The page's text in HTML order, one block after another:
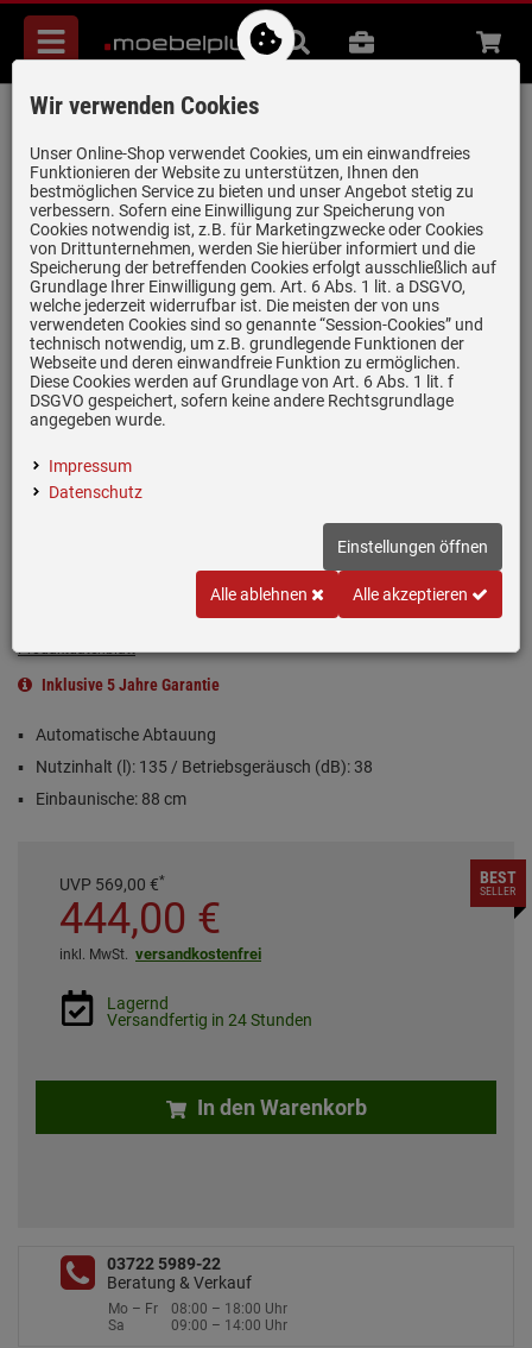
Menü
Suche
B2B Beratung
Häfele Assedo RI12S88a
Einbaukühlschrank
Artikel-Nummer:19980532 | Herstellernummer: 535.12.560 |
EAN:4066236608577
Einloggen und Bewertung schreiben
Produktdatenblatt
Inklusive 5 Jahre Garantie
Automatische Abtauung
Nutzinhalt (l): 135 / Betriebsgeräusch (dB): 38
Einbaunische: 88 cm
UVP 569,00 €*
444,00 €
inkl. MwSt. versandkostenfrei
Lagernd
Versandfertig in 24 Stunden
In den Warenkorb
BEST
SELLER
03722 5989-22
Beratung & Verkauf
Mo – Fr
08:00 – 18:00 Uhr
Sa
09:00 – 14:00 Uhr
Wir verwenden Cookies
Unser Online-Shop verwendet Cookies, um ein einwandfreies
Funktionieren der Website zu unterstützen, Ihnen den
bestmöglichen Service zu bieten und unser Angebot stetig zu
verbessern. Sofern eine Einwilligung zur Speicherung von
Cookies notwendig ist, z.B. für Marketingzwecke oder Cookies
von Drittunternehmen, werden Sie hierüber informiert und die
Speicherung der betreffenden Cookies erfolgt ausschließlich auf
Grundlage Ihrer Einwilligung gem. Art. 6 Abs. 1 lit. a DSGVO,
welche jederzeit widerrufbar ist. Die meisten der von uns
verwendeten Cookies sind so genannte “Session-Cookies” und
technisch notwendig, um z.B. grundlegende Funktionen der
Webseite und deren einwandfreie Funktion zu ermöglichen.
Diese Cookies werden auf Grundlage von Art. 6 Abs. 1 lit. f
DSGVO gespeichert, sofern keine andere Rechtsgrundlage
angegeben wurde.
Impressum
Datenschutz
Einstellungen öffnen
Alle ablehnen Alle akzeptieren